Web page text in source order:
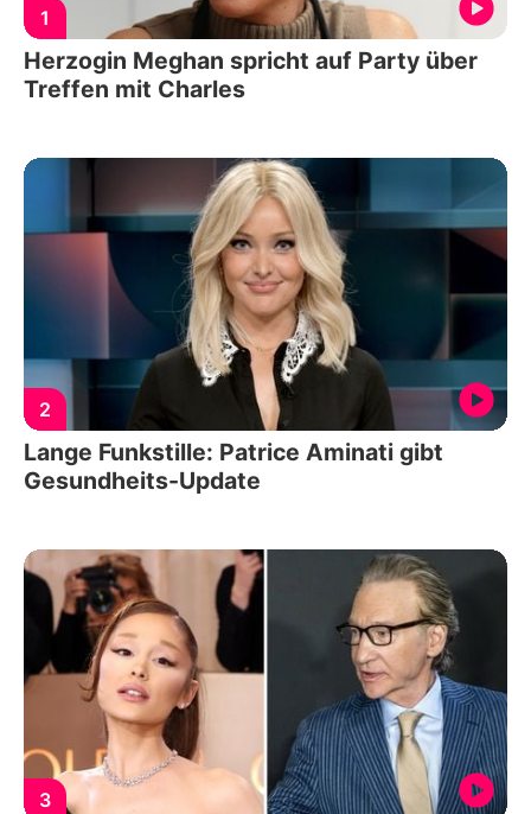
1
Herzogin Meghan spricht auf Party über
Treffen mit Charles
2
Lange Funkstille: Patrice Aminati gibt
Gesundheits-Update
3